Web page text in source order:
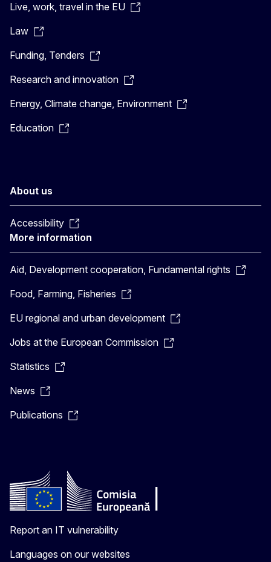
Live, work, travel in the EU
Law
Funding, Tenders
Research and innovation
Energy, Climate change, Environment
Education
About us
Accessibility
More information
Aid, Development cooperation, Fundamental rights
Food, Farming, Fisheries
EU regional and urban development
Jobs at the European Commission
Statistics
News
Publications
Report an IT vulnerability
Languages on our websites